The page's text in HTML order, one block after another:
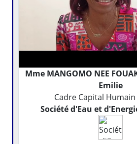
Mme MANGOMO NEE
Emilie
Cadre Capital
Société d'Eau et